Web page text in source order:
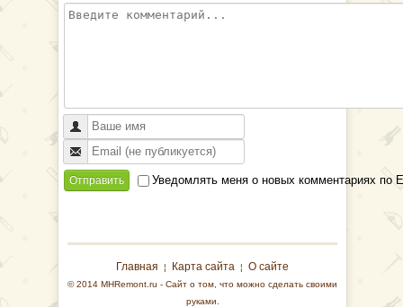
Отправить Уведомлять меня о новых комментариях по
Главная ¦ Карта сайта ¦ О сайте
© 2014 MHRemont.ru - Сайт о том, что можно сделать своими
руками.